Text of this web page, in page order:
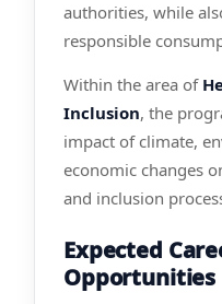
authorities, while
responsible
Within the area of
Inclusion, the
impact of climate,
economic changes
and inclusion
Expected
Opportunities